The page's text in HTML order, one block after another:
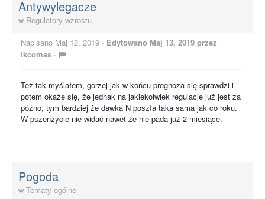
Antywylegacze
w Regulatory wzrostu
Napisano Maj 12, 2019 · Edytowano Maj 13, 2019 przez
ikcomas ·
Też tak myślałem, gorzej jak w końcu prognoza się sprawdzi i
potem okaże się, że jednak na jakiekolwiek regulacje już jest za
późno, tym bardziej że dawka N poszła taka sama jak co roku.
W pszenżycie nie widać nawet że nie pada już 2 miesiące.
Pogoda
w Tematy ogólne